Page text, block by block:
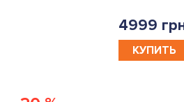
4999
КУПИТЬ